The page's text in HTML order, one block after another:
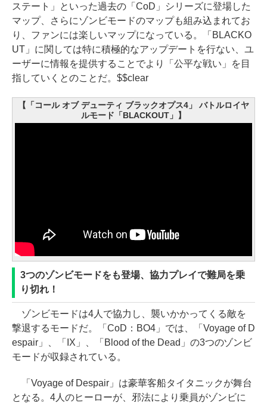
ステート」といった過去の「CoD」シリーズに登場した
マップ、さらにゾンビモードのマップも組み込まれてお
り、ファンには楽しいマップになっている。「BLACKO
UT」に関しては特に積極的なアップデートを行ない、ユ
ーザーに情報を提供することでより「公平な戦い」を目
指していくとのことだ。$$clear
【「コール オブ デューティ ブラックオプス4」 バトルロイヤ
ルモード「BLACKOUT」】
3つのゾンビモードをも登場、協力プレイで難局を乗
り切れ！
ゾンビモードは4人で協力し、襲いかかってくる敵を
撃退するモードだ。「CoD：BO4」では、「Voyage of D
espair」、「IX」、「Blood of the Dead」の3つのゾンビ
モードが収録されている。
「Voyage of Despair」は豪華客船タイタニックが舞台
となる。4人のヒーローが、邪法により乗員がゾンビに